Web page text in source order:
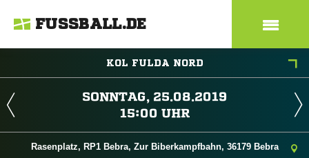
FUSSBALL.DE
KOL FULDA NORD
 
 
Rasenplatz, RP1 Bebra, Zur Biberkampfbahn, 36179 Bebra